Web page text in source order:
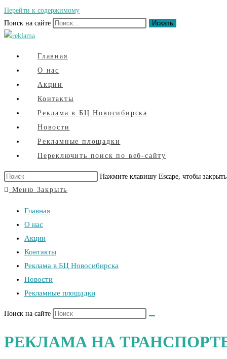
Перейти к содержимому
Поиск на сайте
Искать
Главная
О нас
Акции
Контакты
Реклама в БЦ Новосибирска
Новости
Рекламные площадки
Переключить поиск по веб-сайту
Нажмите клавишу Escape, чтобы
Меню Закрыть
Главная
О нас
Акции
Контакты
Реклама в БЦ Новосибирска
Новости
Рекламные площадки
Поиск на сайте
РЕКЛАМА НА